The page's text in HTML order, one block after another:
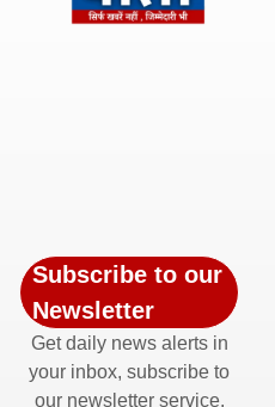
Subscribe to our
Newsletter
Get daily news alerts in
your inbox, subscribe to
our newsletter service.